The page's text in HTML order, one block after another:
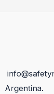
Argentina.